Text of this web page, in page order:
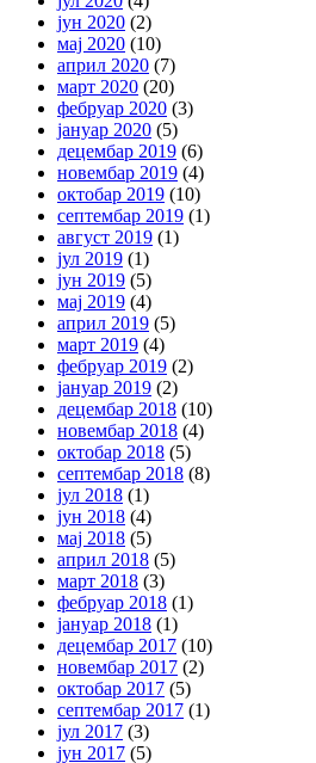
јун 2020 (2)
мај 2020 (10)
април 2020 (7)
март 2020 (20)
фебруар 2020 (3)
јануар 2020 (5)
децембар 2019 (6)
новембар 2019 (4)
октобар 2019 (10)
септембар 2019 (1)
август 2019 (1)
јул 2019 (1)
јун 2019 (5)
мај 2019 (4)
април 2019 (5)
март 2019 (4)
фебруар 2019 (2)
јануар 2019 (2)
децембар 2018 (10)
новембар 2018 (4)
октобар 2018 (5)
септембар 2018 (8)
јул 2018 (1)
јун 2018 (4)
мај 2018 (5)
април 2018 (5)
март 2018 (3)
фебруар 2018 (1)
јануар 2018 (1)
децембар 2017 (10)
новембар 2017 (2)
октобар 2017 (5)
септембар 2017 (1)
јул 2017 (3)
јун 2017 (5)